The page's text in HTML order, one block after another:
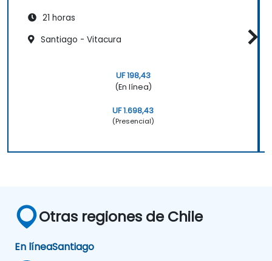
21 horas
Santiago - Vitacura
UF 198,43
(En línea)
UF 1.698,43
(Presencial)
Otras regiones de Chile
En líneaSantiago